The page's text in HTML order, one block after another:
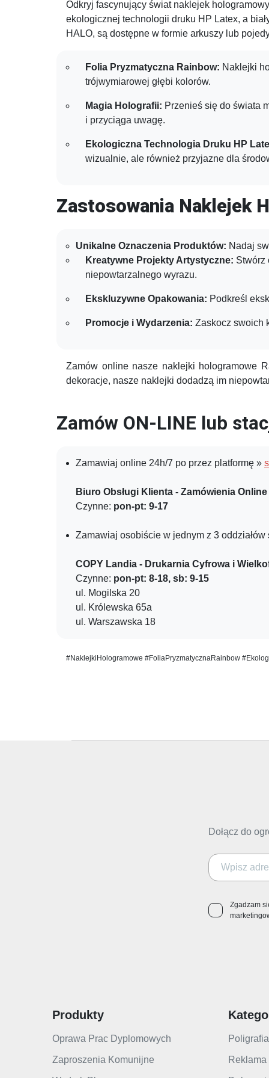
Odkryj fascynujący świat naklejek
ekologicznej technologii druku HP Latex, a
HALO, są dostępne w formie arkuszy lub
Folia Pryzmatyczna Rainbow: Naklejki
trójwymiarowej głębi kolorów.
Magia Holografii: Przenieś się do świata
i przyciąga uwagę.
Ekologiczna Technologia Druku HP
wizualnie, ale również przyjazne dla
Zastosowania Naklejek
Unikalne Oznaczenia Produktów: Nadaj
Kreatywne Projekty Artystyczne: Stwórz
niepowtarzalnego wyrazu.
Ekskluzywne Opakowania: Podkreśl
Promocje i Wydarzenia: Zaskocz swoich
Zamów online nasze naklejki hologramowe
dekoracje, nasze naklejki dodadzą im
Zamów ON-LINE lub
Zamawiaj online 24h/7 po przez platformę »
Biuro Obsługi Klienta - Zamówienia Online
Czynne: pon-pt: 9-17
Zamawiaj osobiście w jednym z 3
COPY Landia - Drukarnia Cyfrowa i
Czynne: pon-pt: 8-18, sb: 9-15
ul. Mogilska 20
ul. Królewska 65a
ul. Warszawska 18
#NaklejkiHologramowe #FoliaPryzmatycznaRainbow
Dołącz do
Zgadzam
Produkty
Oprawa Prac Dyplomowych
Zaproszenia Komunijne
Poligrafia
Reklama